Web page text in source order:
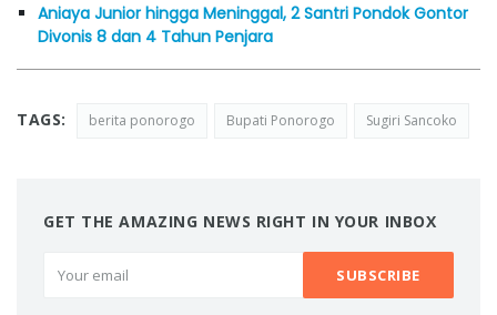
Aniaya Junior hingga Meninggal, 2 Santri Pondok Gontor
Divonis 8 dan 4 Tahun Penjara
TAGS: berita ponorogo Bupati Ponorogo Sugiri Sancoko
GET THE AMAZING NEWS RIGHT IN YOUR INBOX